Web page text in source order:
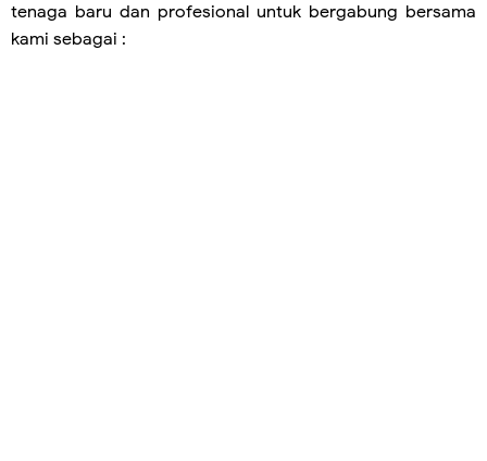
tenaga baru dan profesional untuk bergabung bersama
kami sebagai :